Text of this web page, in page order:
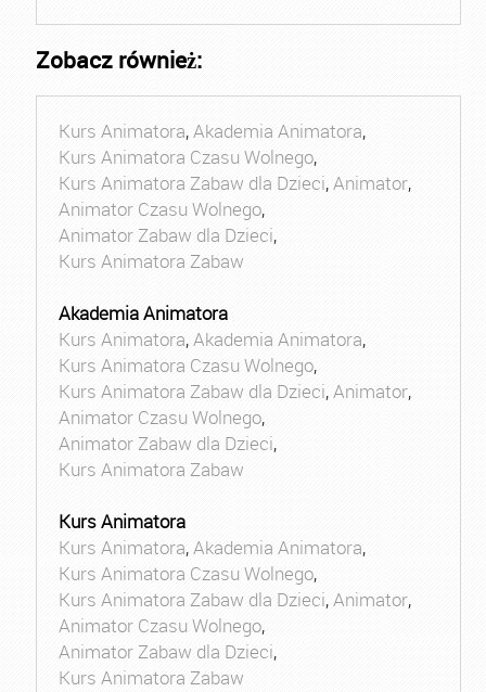
Zobacz również:
Kurs Animatora,Akademia Animatora,
Kurs Animatora Czasu Wolnego,
Kurs Animatora Zabaw dla Dzieci,Animator,
Animator Czasu Wolnego,
Animator Zabaw dla Dzieci,
Kurs Animatora Zabaw
Akademia Animatora
Kurs Animatora,Akademia Animatora,
Kurs Animatora Czasu Wolnego,
Kurs Animatora Zabaw dla Dzieci,Animator,
Animator Czasu Wolnego,
Animator Zabaw dla Dzieci,
Kurs Animatora Zabaw
Kurs Animatora
Kurs Animatora,Akademia Animatora,
Kurs Animatora Czasu Wolnego,
Kurs Animatora Zabaw dla Dzieci,Animator,
Animator Czasu Wolnego,
Animator Zabaw dla Dzieci,
Kurs Animatora Zabaw